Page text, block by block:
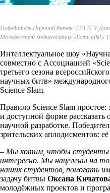
Победитель Научной битвы ТЛТТГУ
Молодёжный медиахолдинг «Есть talk!»
Интеллектуальное шоу
совместно с Ассоциацией
третьего сезона
научных битв»
Science Slam.
Правило Science Slam простое:
и доступной форме рассказать
научной разработке.
зрительских аплодисментов:
– Мы хотим, чтобы студенты
интересно. Мы нацелены на
наших студентов, помогать им
задачу битвы Оксана
молодёжных проектов и